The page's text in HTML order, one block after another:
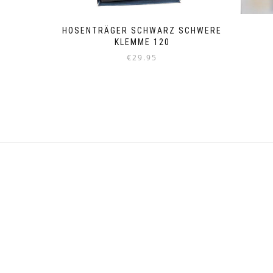
HOSENTRÄGER SCHWARZ SCHWERE
KLEMME 120
€29.95